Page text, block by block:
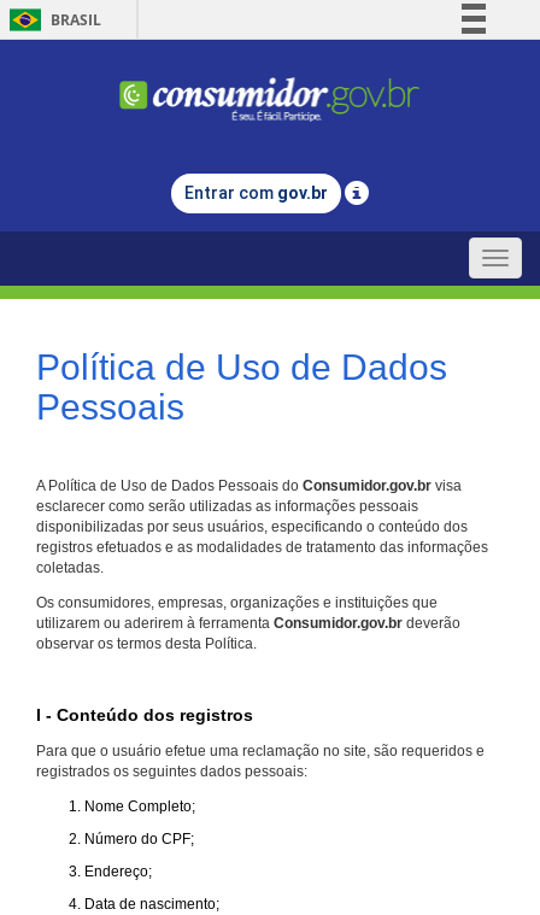
BRASIL
Comunica BR
Legislação
Entrar com gov.br
Toggle
Política de Uso de Dados
Pessoais
A Política de Uso de Dados Pessoais do Consumidor.gov.br visa
esclarecer como serão utilizadas as informações pessoais
disponibilizadas por seus usuários, especificando o conteúdo dos
registros efetuados e as modalidades de tratamento das informações
coletadas.
Os consumidores, empresas, organizações e instituições que
utilizarem ou aderirem à ferramenta Consumidor.gov.br deverão
observar os termos desta Política.
I - Conteúdo dos registros
Para que o usuário efetue uma reclamação no site, são requeridos e
registrados os seguintes dados pessoais:
Nome Completo;
Número do CPF;
Endereço;
Data de nascimento;